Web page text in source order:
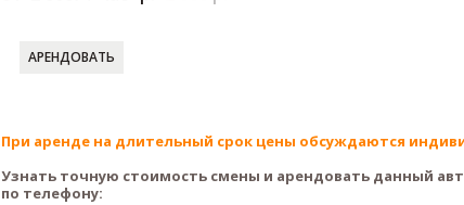
АРЕНДОВАТЬ
При аренде на длительный срок цены обсуждаются
Узнать точную стоимость смены и арендовать данный
по телефону: